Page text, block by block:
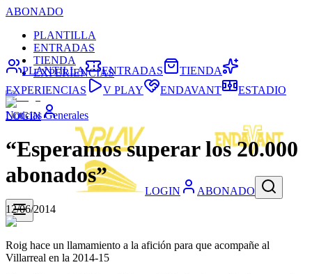
ABONADO
PLANTILLA
ENTRADAS
TIENDA
EXPERIENCIAS
LOGIN
LOGIN ABONADO
PLANTILLA ENTRADAS
TIENDA
EXPERIENCIAS
V PLAY ENDAVANT ESTADIO
Noticias Generales
“Esperamos superar los 20.000
abonados”
12/06/2014
Roig hace un llamamiento a la afición para que acompañe al
Villarreal en la 2014-15